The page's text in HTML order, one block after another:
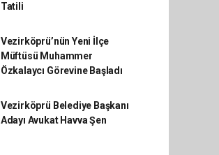
Tatili
Vezirköprü’nün Yeni İlçe
Müftüsü Muhammer
Özkalaycı Görevine Başladı
Vezirköprü Belediye Başkanı
Adayı Avukat Havva Şen